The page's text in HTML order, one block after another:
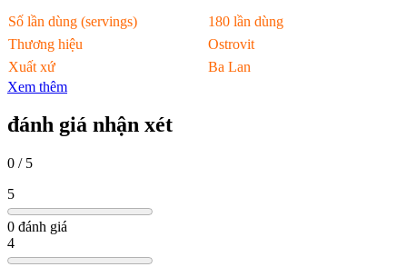
Số lần dùng (servings)
180 lần dùng
Thương hiệu
Ostrovit
Xuất xứ
Ba Lan
Xem thêm
đánh giá nhận xét
0 / 5
5
0 đánh giá
4